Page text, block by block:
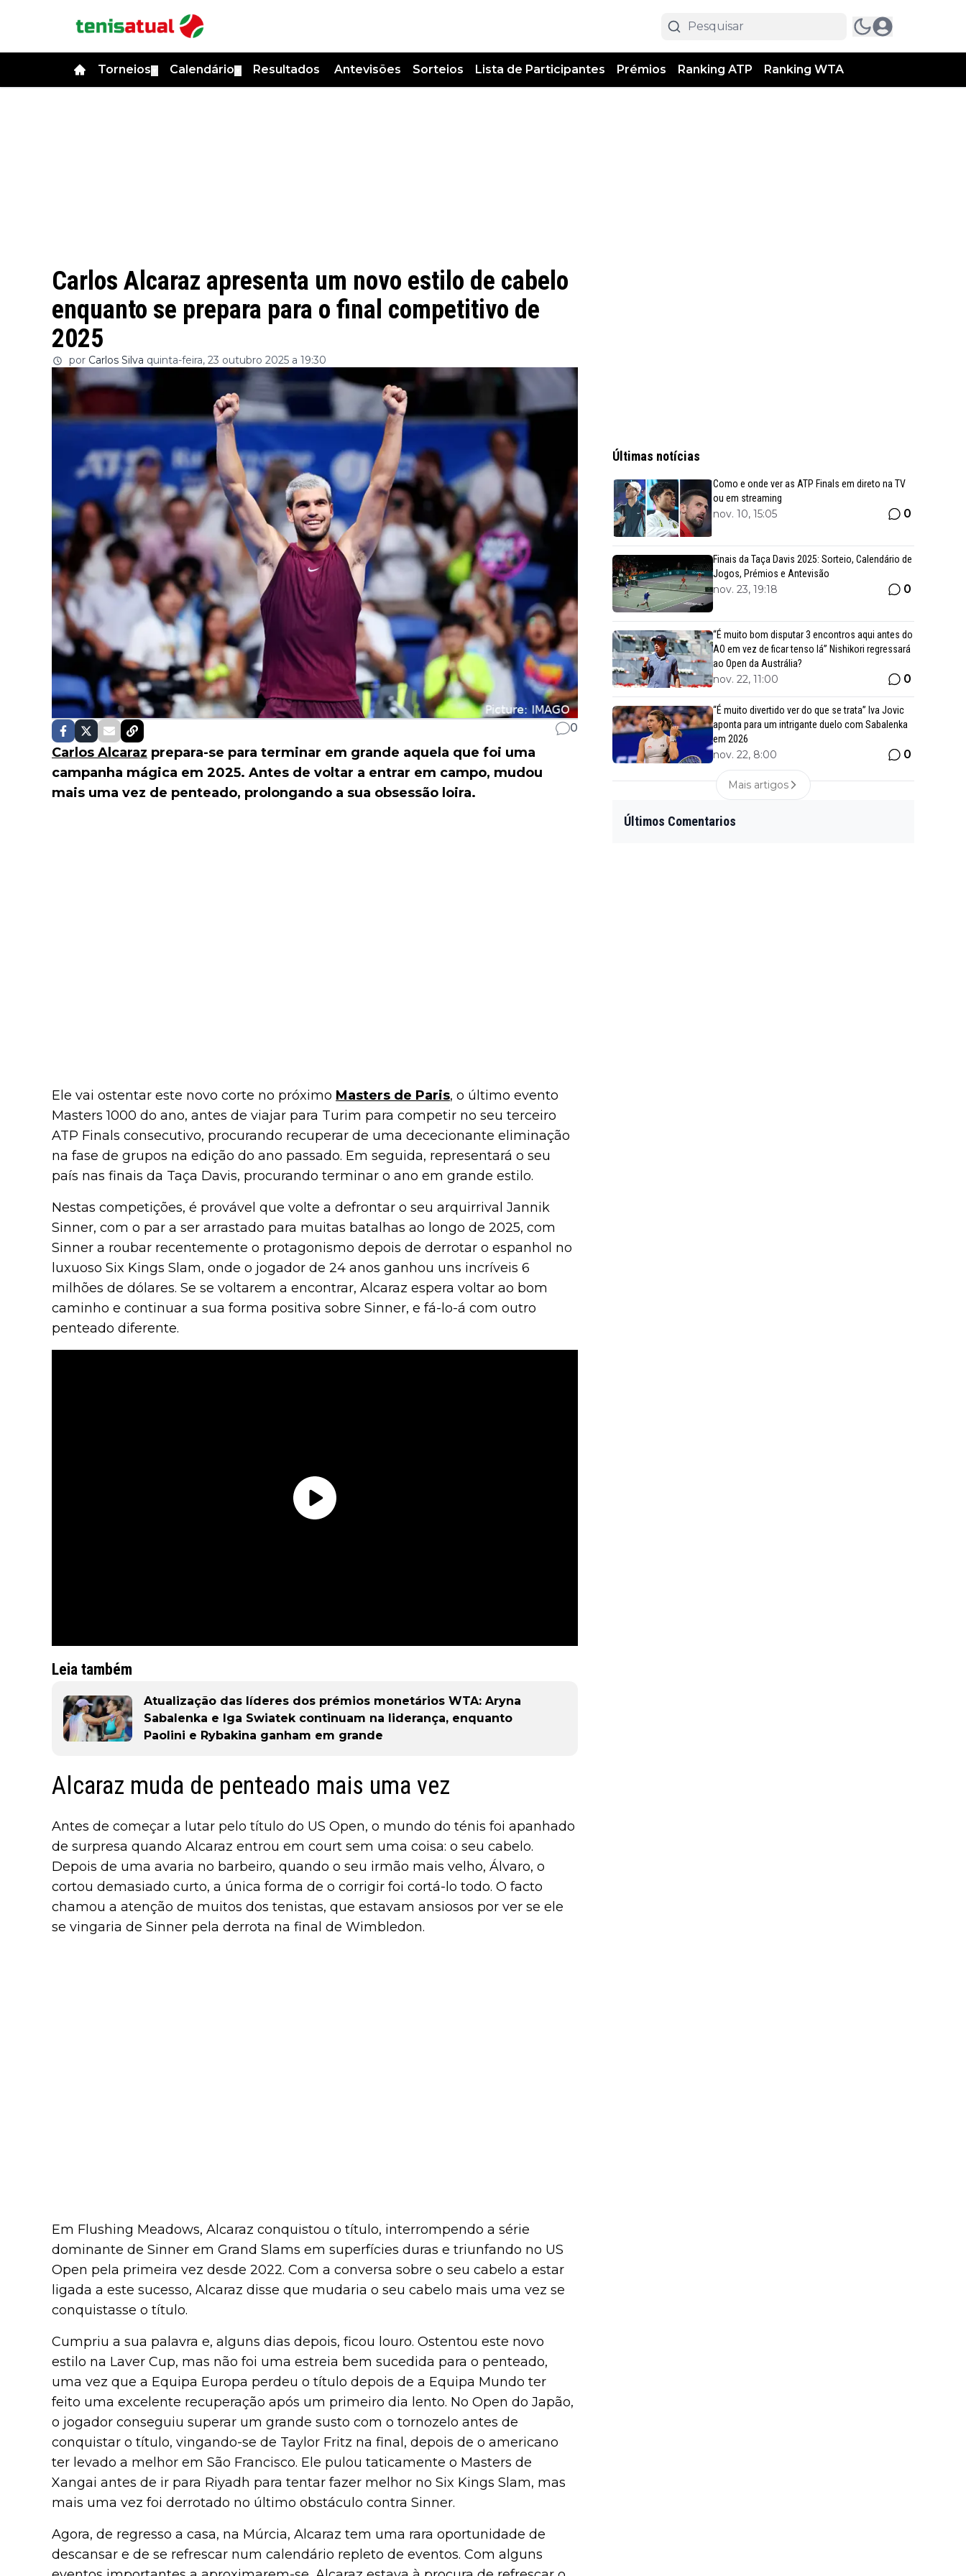
Torneios Calendário Resultados Antevisões Sorteios Lista de Participantes Prémios Ranking ATP Ranking WTA
Carlos Alcaraz apresenta um novo estilo de cabelo
enquanto se prepara para o final competitivo de
2025
por Carlos Silva quinta-feira, 23 outubro 2025 a 19:30
0
Carlos Alcaraz prepara-se para terminar em grande aquela que foi uma
campanha mágica em 2025. Antes de voltar a entrar em campo, mudou
mais uma vez de penteado, prolongando a sua obsessão loira.
Ele vai ostentar este novo corte no próximo Masters de Paris, o último evento
Masters 1000 do ano, antes de viajar para Turim para competir no seu terceiro
ATP Finals consecutivo, procurando recuperar de uma dececionante eliminação
na fase de grupos na edição do ano passado. Em seguida, representará o seu
país nas finais da Taça Davis, procurando terminar o ano em grande estilo.
Nestas competições, é provável que volte a defrontar o seu arquirrival Jannik
Sinner, com o par a ser arrastado para muitas batalhas ao longo de 2025, com
Sinner a roubar recentemente o protagonismo depois de derrotar o espanhol no
luxuoso Six Kings Slam, onde o jogador de 24 anos ganhou uns incríveis 6
milhões de dólares. Se se voltarem a encontrar, Alcaraz espera voltar ao bom
caminho e continuar a sua forma positiva sobre Sinner, e fá-lo-á com outro
penteado diferente.
Leia também
Atualização das líderes dos prémios monetários WTA: Aryna
Sabalenka e Iga Swiatek continuam na liderança, enquanto
Paolini e Rybakina ganham em grande
Alcaraz muda de penteado mais uma vez
Antes de começar a lutar pelo título do US Open, o mundo do ténis foi apanhado
de surpresa quando Alcaraz entrou em court sem uma coisa: o seu cabelo.
Depois de uma avaria no barbeiro, quando o seu irmão mais velho, Álvaro, o
cortou demasiado curto, a única forma de o corrigir foi cortá-lo todo. O facto
chamou a atenção de muitos dos tenistas, que estavam ansiosos por ver se ele
se vingaria de Sinner pela derrota na final de Wimbledon.
Em Flushing Meadows, Alcaraz conquistou o título, interrompendo a série
dominante de Sinner em Grand Slams em superfícies duras e triunfando no US
Open pela primeira vez desde 2022. Com a conversa sobre o seu cabelo a estar
ligada a este sucesso, Alcaraz disse que mudaria o seu cabelo mais uma vez se
conquistasse o título.
Cumpriu a sua palavra e, alguns dias depois, ficou louro. Ostentou este novo
estilo na Laver Cup, mas não foi uma estreia bem sucedida para o penteado,
uma vez que a Equipa Europa perdeu o título depois de a Equipa Mundo ter
feito uma excelente recuperação após um primeiro dia lento. No Open do Japão,
o jogador conseguiu superar um grande susto com o tornozelo antes de
conquistar o título, vingando-se de Taylor Fritz na final, depois de o americano
ter levado a melhor em São Francisco. Ele pulou taticamente o Masters de
Xangai antes de ir para Riyadh para tentar fazer melhor no Six Kings Slam, mas
mais uma vez foi derrotado no último obstáculo contra Sinner.
Agora, de regresso a casa, na Múrcia, Alcaraz tem uma rara oportunidade de
descansar e de se refrescar num calendário repleto de eventos. Com alguns
Últimas notícias
Como e onde ver as ATP Finals em direto na TV
ou em streaming
nov. 10, 15:05 0
Finais da Taça Davis 2025: Sorteio, Calendário de
Jogos, Prémios e Antevisão
nov. 23, 19:18 0
“É muito bom disputar 3 encontros aqui antes do
AO em vez de ficar tenso lá” Nishikori regressará
ao Open da Austrália?
nov. 22, 11:00 0
“É muito divertido ver do que se trata” Iva Jovic
aponta para um intrigante duelo com Sabalenka
em 2026
nov. 22, 8:00 0
Mais artigos
Últimos Comentarios